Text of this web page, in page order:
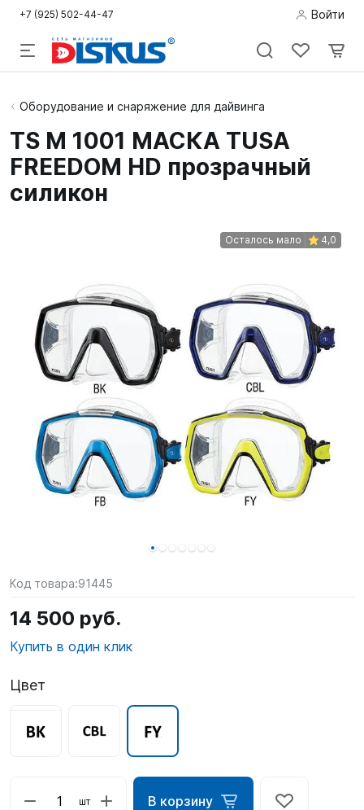
+7 (925) 502-44-47 Войти
Подводная
Дайвинг
Снорклинг /
Детям
Бассейн
SUP-
Подарочные
Карты
Оборудование и снаряжение для дайвинга
TS M 1001 МАСКА TUSA
FREEDOM HD прозрачный
силикон
Осталось мало 4,0
Код товара:91445
14 500 руб.
Купить в один клик
Цвет
шт В корзину